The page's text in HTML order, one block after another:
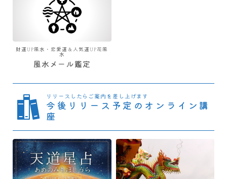
財運UP風水・恋愛運＆人気運UP花風
水
風水メール鑑定
リリースしたらご案内を差し上げます
今後リリース予定のオンライン講
座